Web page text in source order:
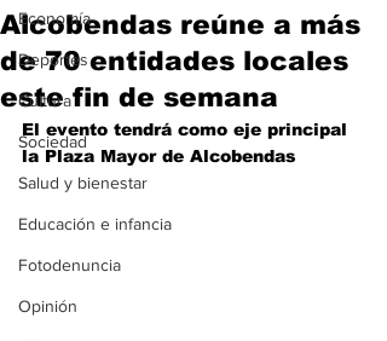
Economía
Deportes
Cultura
Sociedad
Salud y bienestar
Educación e infancia
Fotodenuncia
Opinión
Alcobendas reúne a más
de 70 entidades locales
este fin de semana
El evento tendrá como eje principal
la Plaza Mayor de Alcobendas